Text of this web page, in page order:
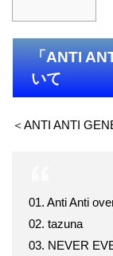
「ANTI
いて
＜ANTI ANTI
01. Anti Anti
02. tazuna
03. NEVER